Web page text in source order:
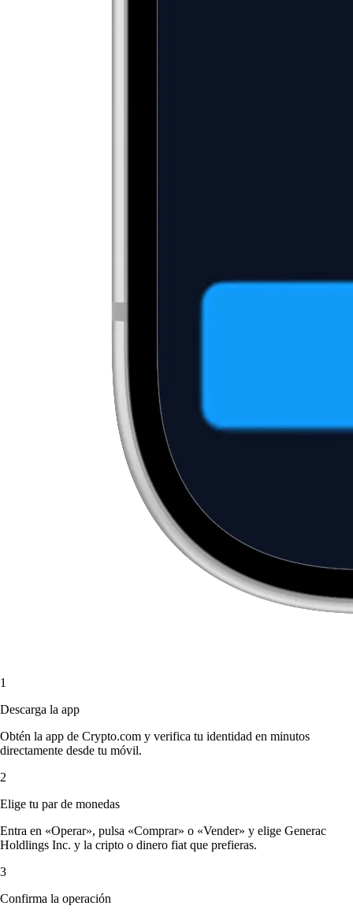
1
Descarga la app
Obtén la app de Crypto.com y verifica tu identidad en minutos
directamente desde tu móvil.
2
Elige tu par de monedas
Entra en «Operar», pulsa «Comprar» o «Vender» y elige Generac
Holdlings Inc. y la cripto o dinero fiat que prefieras.
3
Confirma la operación